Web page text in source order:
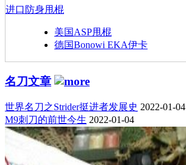
进口防身甩棍
美国ASP甩棍
德国Bonowi EKA伊卡
名刀文章
世界名刀之Strider挺进者发展史 2022-01-04
M9刺刀的前世今生 2022-01-04